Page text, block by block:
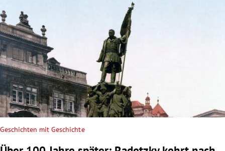
Geschichten mit Geschichte